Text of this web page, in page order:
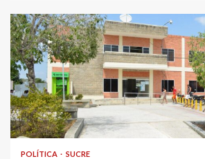
1 min read
POLÍTICA SUCRE